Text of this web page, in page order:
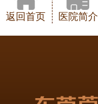
返回首页 医院简介